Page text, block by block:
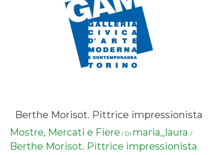
Berthe Morisot. Pittrice impressionista
Mostre, Mercati e Fiere / Di maria_laura /
Berthe Morisot. Pittrice impressionista,